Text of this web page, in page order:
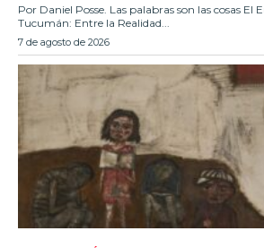
Por Daniel Posse. Las palabras son las cosas El
Tucumán: Entre la Realidad...
7 de agosto de 2026